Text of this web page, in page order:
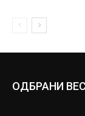
ОДБРАНИ